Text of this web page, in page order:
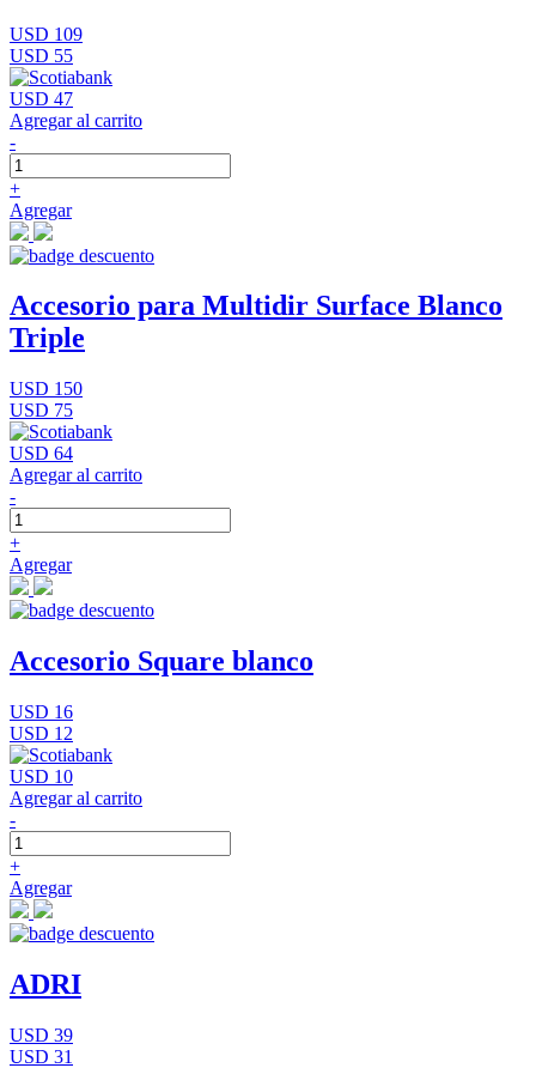
USD 109
USD 55
USD 47
Agregar al carrito
-
+
Agregar
Accesorio para Multidir Surface Blanco
Triple
USD 150
USD 75
USD 64
Agregar al carrito
-
+
Agregar
Accesorio Square blanco
USD 16
USD 12
USD 10
Agregar al carrito
-
+
Agregar
ADRI
USD 39
USD 31